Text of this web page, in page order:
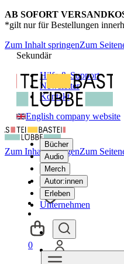
AB SOFORT
*gilt nur für Bestellungen
Zum Inhalt springenZum
Sekundär
Hilfe & Support
Newsletter
Kontakt
English company website
Bücher
Audio
Merch
Autor:innen
Erleben
Unternehmen
Zum Inhalt springenZum
0